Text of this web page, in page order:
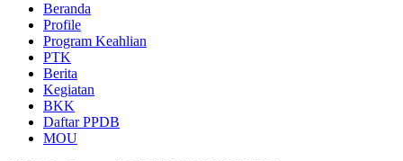
Beranda
Profile
Program Keahlian
PTK
Berita
Kegiatan
BKK
Daftar PPDB
MOU